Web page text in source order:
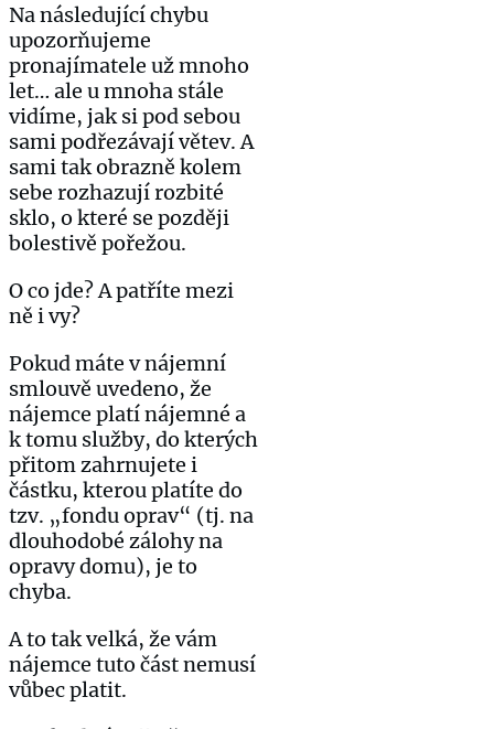
Na následující chybu
upozorňujeme
pronajímatele už mnoho
let… ale u mnoha stále
vidíme, jak si pod sebou
sami podřezávají větev. A
sami tak obrazně kolem
sebe rozhazují rozbité
sklo, o které se později
bolestivě pořežou.
O co jde? A patříte mezi
ně i vy?
Pokud máte v nájemní
smlouvě uvedeno, že
nájemce platí nájemné a
k tomu služby, do kterých
přitom zahrnujete i
částku, kterou platíte do
tzv. „fondu oprav“ (tj. na
dlouhodobé zálohy na
opravy domu), je to
chyba.
A to tak velká, že vám
nájemce tuto část nemusí
vůbec platit.